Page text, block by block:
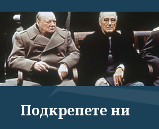
Подкрепете ни